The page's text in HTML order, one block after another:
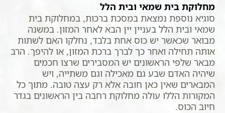
מחלוקת בית שמאי ובית הלל
סוגיא נוספת נמצאת במסכת ברכות, במחלוקת בית
שמאי ובית הלל בעניין יין הבא לאחר המזון. במשנה
מבואר שכאשר יש כוס אחת בלבד, נחלקו האם לשתות
אותה תחילה ואחר כך לברך ברכת המזון, או להיפך. הרב
מבאר שלפי הראשונים יש המסבירים שרצו חכמים
שיהיה האדם שבע גם מאכילה וגם משתייה, ויש
המבארים שאין כאן חובה אלא רק עצה טובה. מתוך כל
המקורות הללו עולה מחלוקת רחבה בין הראשונים בגדר
חיוב הכוס.